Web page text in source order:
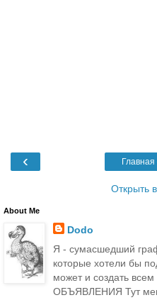
‹
Открыть
About Me
Dodo
Я - сумасшедший
которые хотели бы
может и создать всем
ОБЪЯВЛЕНИЯ Тут